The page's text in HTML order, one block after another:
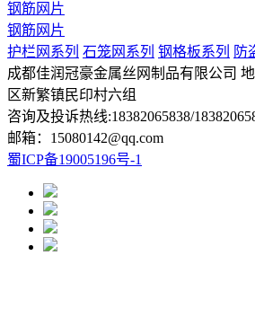
钢筋网片
钢筋网片
护栏网系列 石笼网系列 钢格板系列
防
成都佳润冠豪金属丝网制品有限公司
区新繁镇民印村六组
咨询及投诉热线:18382065838/
邮箱：15080142@qq.com
蜀ICP备19005196号-1